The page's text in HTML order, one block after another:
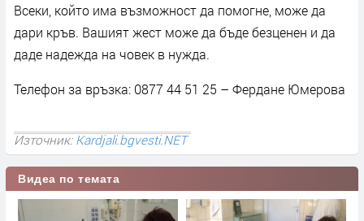
Всеки, който има възможност да помогне, може да
дари кръв. Вашият жест може да бъде безценен и да
даде надежда на човек в нужда.
Телефон за връзка: 0877 44 51 25 – Фердане Юмерова
Източник:Kardjali.bgvesti.NET
Видеа по темата